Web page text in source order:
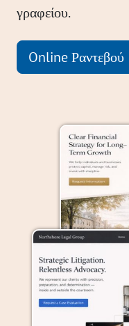
γραφείου.
Online Ραντεβού